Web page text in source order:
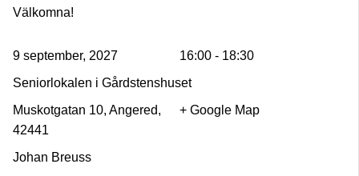
Välkomna!
9 september, 2027
16:00 - 18:30
Seniorlokalen i Gårdstenshuset
Muskotgatan 10, Angered,
42441
+ Google Map
Johan Breuss